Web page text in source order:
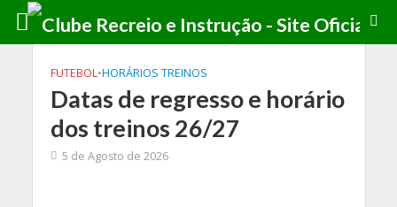
FUTEBOL•HORÁRIOS TREINOS
Datas de regresso e horário
dos treinos 26/27
5 de Agosto de 2026